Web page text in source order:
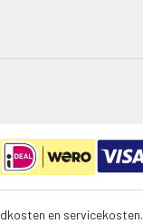
en servicekosten.